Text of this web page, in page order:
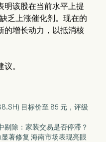
明该股在当前水平上提
乏上涨催化剂。现在的
的增长动力，以抵消核
。
目标价至 85 元，评级
剔除：家装交易是否停滞？
著修复 海南市场表现亮眼